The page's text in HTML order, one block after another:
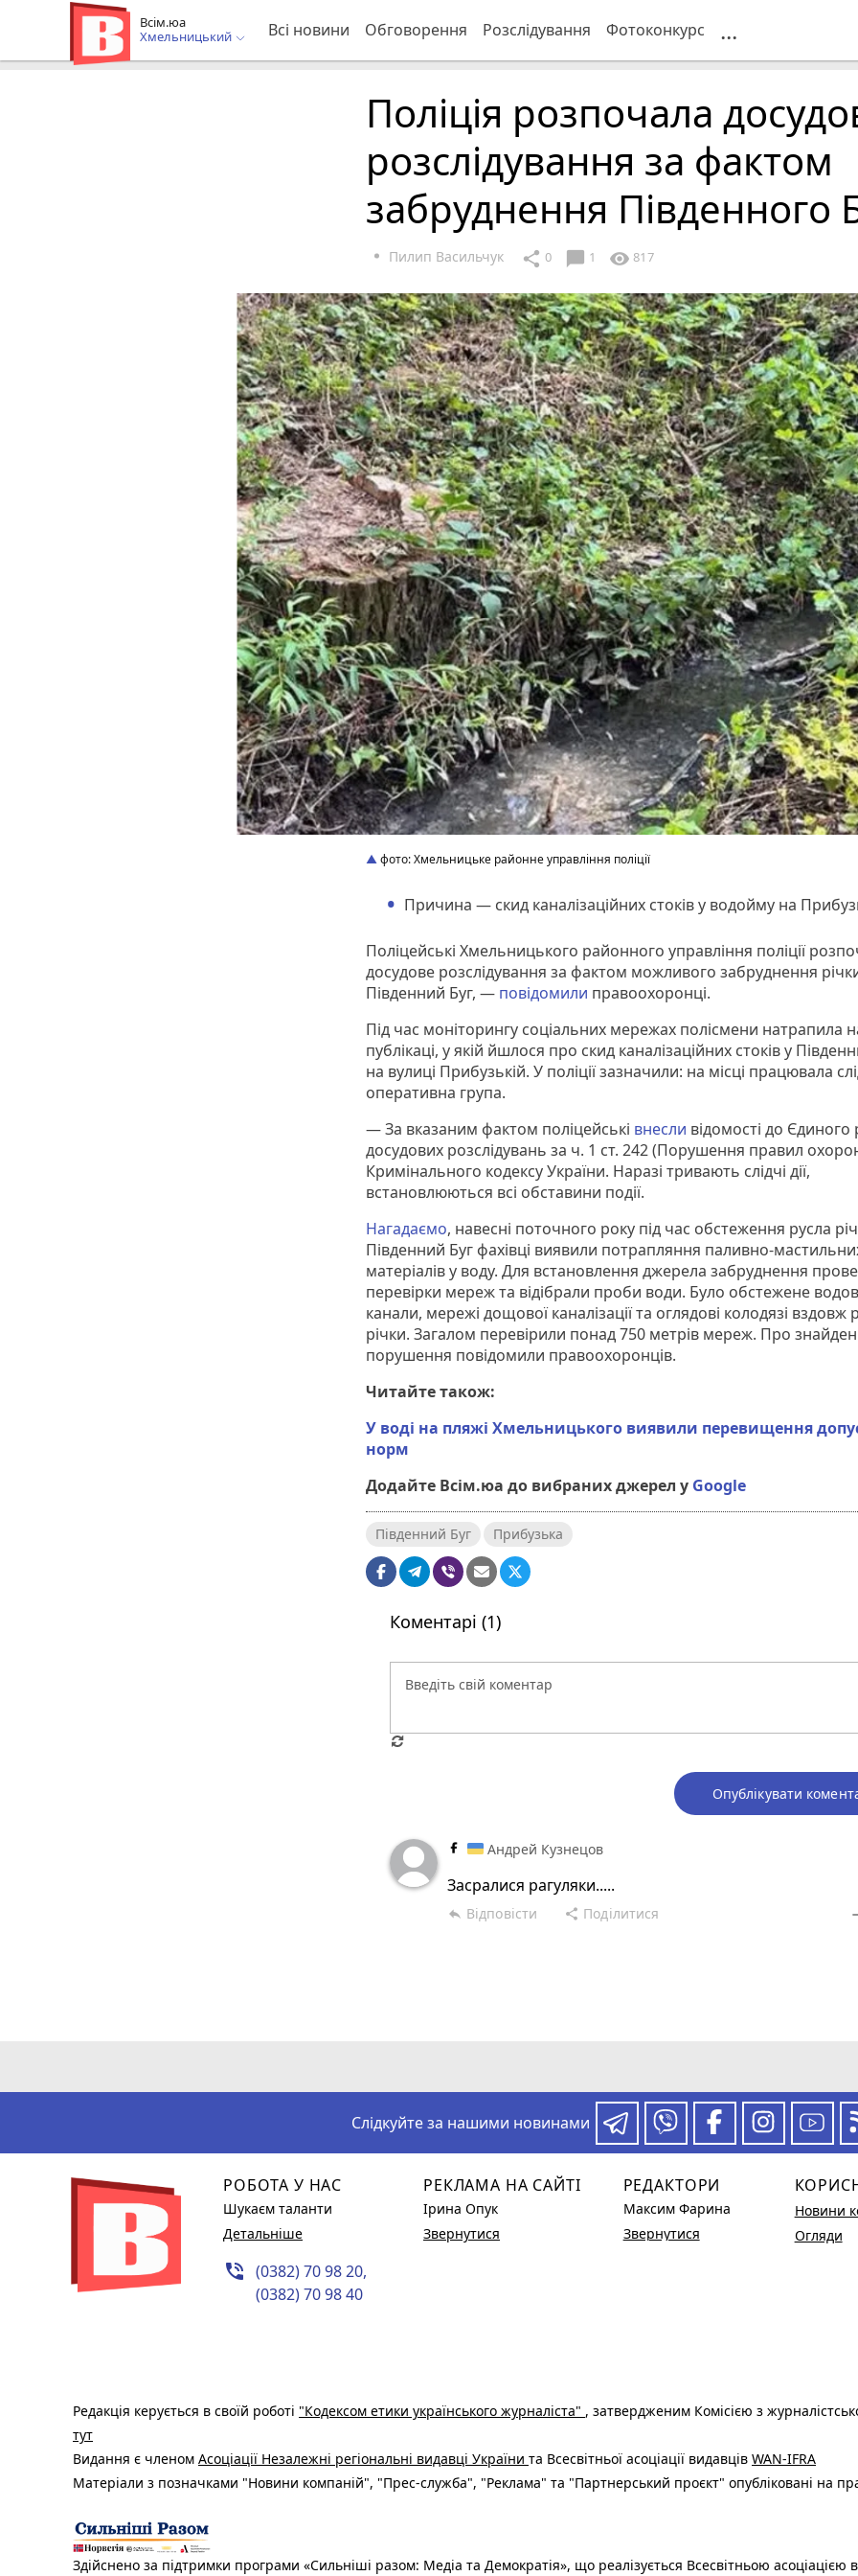
Всім.юа
Хмельницький
Всі новини Обговорення Розслідування Фотоконкурс ...
Поліція розпочала
розслідування за фактом
забруднення Південного
Пилип Васильчук share 0 chat_bubble 1 visibility 817
фото: Хмельницьке районне управління поліції
Причина — скид каналізаційних стоків у водойму на
Поліцейські Хмельницького районного управління поліції
досудове розслідування за фактом можливого забруднення
Південний Буг, — повідомили правоохоронці.
Під час моніторингу соціальних мережах полісмени натрапила
публікаці, у якій йшлося про скид каналізаційних стоків у
на вулиці Прибузькій. У поліції зазначили: на місці працювала
оперативна група.
— За вказаним фактом поліцейські внесли відомості до Єдиного
досудових розслідувань за ч. 1 ст. 242 (Порушення правил
Кримінального кодексу України. Наразі тривають слідчі дії,
встановлюються всі обставини події.
Нагадаємо, навесні поточного року під час обстеження русла
Південний Буг фахівці виявили потрапляння паливно-
матеріалів у воду. Для встановлення джерела забруднення
перевірки мереж та відібрали проби води. Було обстежене
канали, мережі дощової каналізації та оглядові колодязі вздовж
річки. Загалом перевірили понад 750 метрів мереж. Про
порушення повідомили правоохоронців.
Читайте також:
У воді на пляжі Хмельницького виявили перевищення
норм
Додайте Всім.юа до вибраних джерел у Google
Південний Буг Прибузька
Коментарі (1)
Опублікувати
Андрей Кузнецов
Засралися рагуляки.....
reply Відповісти share Поділитися
Слідкуйте за нашими новинами
РОБОТА У НАС
Шукаєм таланти
Детальніше
phone_in_talk (0382) 70 98 20,
(0382) 70 98 40
РЕКЛАМА НА САЙТІ
Ірина Опук
Звернутися
РЕДАКТОРИ
Максим Фарина
Звернутися
Новини
Огляди
Редакція керується в своїй роботі "Кодексом етики українського журналіста" , затвердженим Комісією з
тут
Видання є членом Асоціації Незалежні регіональні видавці України та Всесвітньої асоціації видавців WAN-IFRA
Матеріали з позначками "Новини компаній", "Прес-служба", "Реклама" та "Партнерський проєкт" опубліковані на
Здійснено за підтримки програми «Сильніші разом: Медіа та Демократія», що реалізується Всесвітньою асоціацією